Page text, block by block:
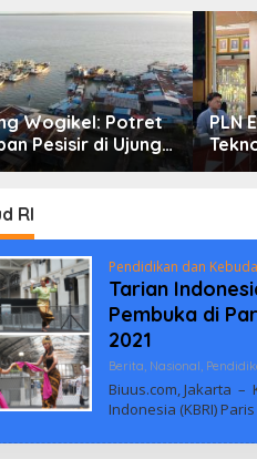
Wogikel: Potret
Pesisir di Ujung
yang
PLN
RI
Pendidikan dan
Tarian
Pembuka di
2021
Berita, Nasional,
Biuus.com, Jakarta –
Indonesia (KBRI)